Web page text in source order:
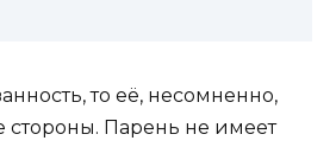
то её, несомненно,
стороны. Парень не имеет